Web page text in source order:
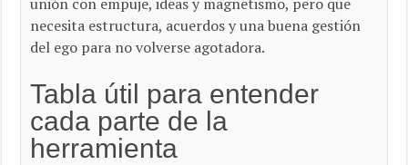
necesita estructura, acuerdos y una buena gestión
del ego para no volverse agotadora.
Tabla útil para entender
cada parte de la
herramienta